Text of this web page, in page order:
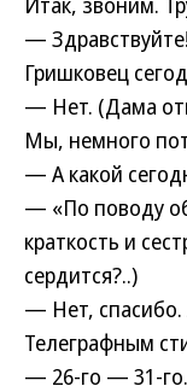
—
Гришковец
— Нет. (Дама
Мы, немного
— А какой
— «По поводу
краткость и
сердится?..)
— Нет, спасибо.
Телеграфным
— 26-го — 31-го.